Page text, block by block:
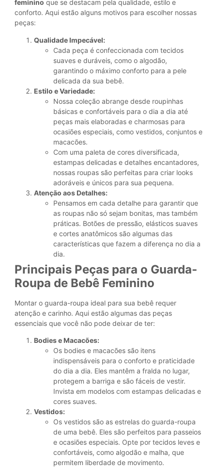
feminino que se destacam pela qualidade, estilo e
conforto. Aqui estão alguns motivos para escolher nossas
peças:
Qualidade Impecável:
Cada peça é confeccionada com tecidos
suaves e duráveis, como o algodão,
garantindo o máximo conforto para a pele
delicada da sua bebê.
Estilo e Variedade:
Nossa coleção abrange desde roupinhas
básicas e confortáveis para o dia a dia até
peças mais elaboradas e charmosas para
ocasiões especiais, como vestidos, conjuntos e
macacões.
Com uma paleta de cores diversificada,
estampas delicadas e detalhes encantadores,
nossas roupas são perfeitas para criar looks
adoráveis e únicos para sua pequena.
Atenção aos Detalhes:
Pensamos em cada detalhe para garantir que
as roupas não só sejam bonitas, mas também
práticas. Botões de pressão, elásticos suaves
e cortes anatômicos são algumas das
características que fazem a diferença no dia a
dia.
Principais Peças para o Guarda-
Roupa de Bebê Feminino
Montar o guarda-roupa ideal para sua bebê requer
atenção e carinho. Aqui estão algumas das peças
essenciais que você não pode deixar de ter:
Bodies e Macacões:
Os bodies e macacões são itens
indispensáveis para o conforto e praticidade
do dia a dia. Eles mantêm a fralda no lugar,
protegem a barriga e são fáceis de vestir.
Invista em modelos com estampas delicadas e
cores suaves.
Vestidos:
Os vestidos são as estrelas do guarda-roupa
de uma bebê. Eles são perfeitos para passeios
e ocasiões especiais. Opte por tecidos leves e
confortáveis, como algodão e malha, que
permitem liberdade de movimento.